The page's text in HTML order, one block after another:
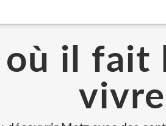
où il fait